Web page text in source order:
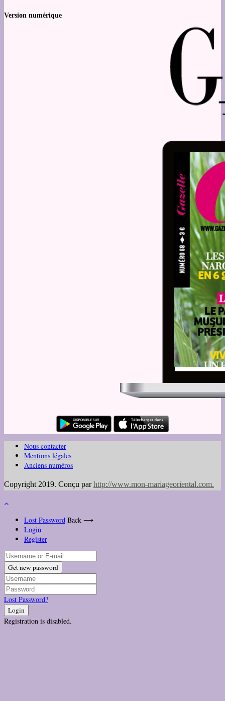
Version numérique
Nous contacter
Mentions légales
Anciens numéros
Copyright 2019. Conçu parhttp://www.mon-mariageoriental.com.
Lost Password Back ⟶
Login
Register
Get new password
Lost Password?
Login
Registration is disabled.